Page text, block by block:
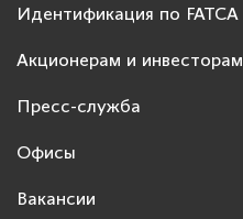
Идентификация по FATCA
Акционерам и инвесторам
Пресс-служба
Офисы
Вакансии